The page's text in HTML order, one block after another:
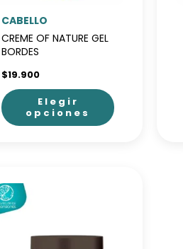
CABELLO
CREME OF NATURE GEL
BORDES
$19.900
Elegir
opciones
múltiples
variantes.
opciones